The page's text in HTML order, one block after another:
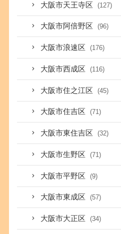
大阪市天王寺区 (127)
大阪市阿倍野区 (96)
大阪市浪速区 (176)
大阪市西成区 (116)
大阪市住之江区 (45)
大阪市住吉区 (71)
大阪市東住吉区 (32)
大阪市生野区 (71)
大阪市平野区 (9)
大阪市東成区 (57)
大阪市大正区 (34)